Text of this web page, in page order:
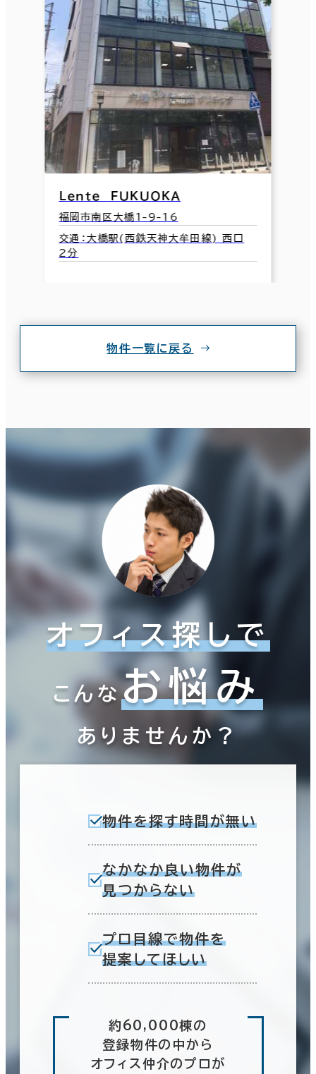
Ｌｅｎｔｅ ＦＵＫＵＯＫＡ
福岡市南区大橋1-9-16
交通：大橋駅(西鉄天神大牟田線) 西口
2分
物件一覧に戻る
オフィス探しで
こんなお悩み
ありませんか？
物件を探す時間が無い
なかなか良い物件が
見つからない
プロ目線で物件を
提案してほしい
約60,000棟の
登録物件の中から
オフィス仲介のプロが